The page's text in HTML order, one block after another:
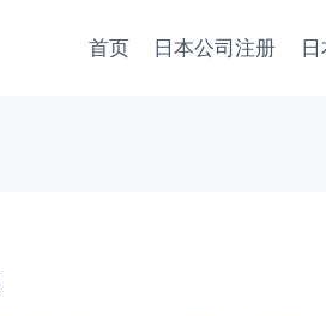
首页 日本公司注册